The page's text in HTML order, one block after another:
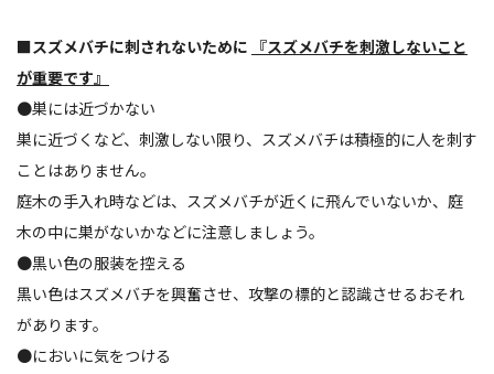
■スズメバチに刺されないために 『スズメバチを刺激しないこと
が重要です』
●巣には近づかない
巣に近づくなど、刺激しない限り、スズメバチは積極的に人を刺す
ことはありません。
庭木の手入れ時などは、スズメバチが近くに飛んでいないか、庭
木の中に巣がないかなどに注意しましょう。
●黒い色の服装を控える
黒い色はスズメバチを興奮させ、攻撃の標的と認識させるおそれ
があります。
●においに気をつける